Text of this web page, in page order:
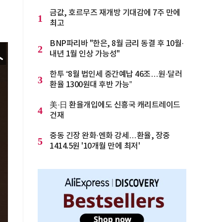
1
금값, 호르무즈 재개방 기대감에 7주 만에
최고
2
BNP파리바 "한은, 8월 금리 동결 후 10월·
내년 1월 인상 가능성"
3
한투 “8월 법인세 중간예납 46조…원·달러
환율 1300원대 후반 가능”
4
美·日 환율개입에도 신흥국 캐리트레이드
건재
5
중동 긴장 완화·엔화 강세…환율, 장중
1414.5원 '10개월 만에 최저'